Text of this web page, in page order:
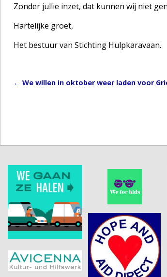
Zonder jullie inzet, dat kunnen wij niet
Hartelijke groet,
Het bestuur van Stichting Hulpkaravaan.
← We willen in oktober weer laden voor